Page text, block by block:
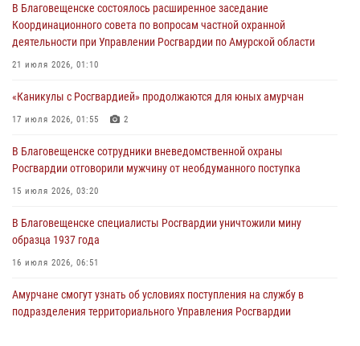
охраны
23 июля 2026, 07:49
Амурчане смогут узнать об условиях поступления на службу в
23 июля 2026, 00:00
Координационного совета по вопросам частной охранной
деятельности при Управлении Росгвардии по Амурской области
21 июля 2026, 01:10
В Благовещенске состоялось расширенное заседание
Координационного совета по вопросам частной охранной
деятельности при Управлении Росгвардии по Амурской области
21 июля 2026, 01:10
«Каникулы с Росгвардией» продолжаются для юных амурчан
17 июля 2026, 01:55 2
В Благовещенске сотрудники вневедомственной охраны
Росгвардии отговорили мужчину от необдуманного поступка
15 июля 2026, 03:20
В Благовещенске специалисты Росгвардии уничтожили мину
образца 1937 года
16 июля 2026, 06:51
Амурчане смогут узнать об условиях поступления на службу в
подразделения территориального Управления Росгвардии